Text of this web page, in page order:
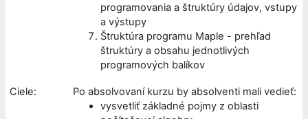
programovania a štruktúry údajov, vstupy
a výstupy
Štruktúra programu Maple - prehľad
štruktúry a obsahu jednotlivých
programových balíkov
Ciele:
Po absolvovaní kurzu by absolventi mali vedieť:
vysvetliť základné pojmy z oblasti